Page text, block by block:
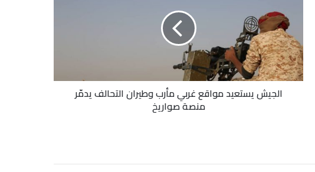
غربي
مأرب
وطيران
التحالف
يدمّر
منصة
صواريخالجيش يستعيد مواقع غربي مأرب وطيران التحالف يدمّر
منصة صواريخ